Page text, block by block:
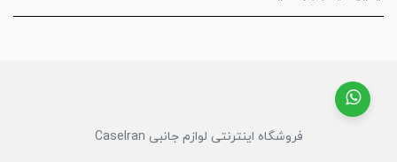
فروشگاه اینترنتی لوازم جانبی CaseIran